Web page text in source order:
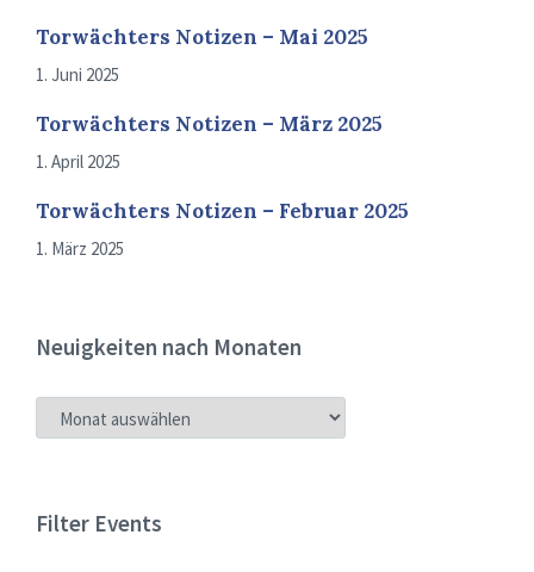
Torwächters Notizen – Mai 2025
1. Juni 2025
Torwächters Notizen – März 2025
1. April 2025
Torwächters Notizen – Februar 2025
1. März 2025
Neuigkeiten nach Monaten
NEUIGKEITEN
NACH
Filter Events